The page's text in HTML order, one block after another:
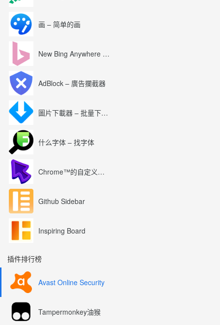
画 – 简单的画
New Bing Anywhere (Bing Chat GPT-4)
AdBlock – 廣告攔截器
圖片下載器 – 批量下載圖片
什么字体 – 找字体
Chrome™的自定义光标
Github Sidebar
Inspiring Board
插件排行榜
Avast Online Security
Tampermonkey油猴